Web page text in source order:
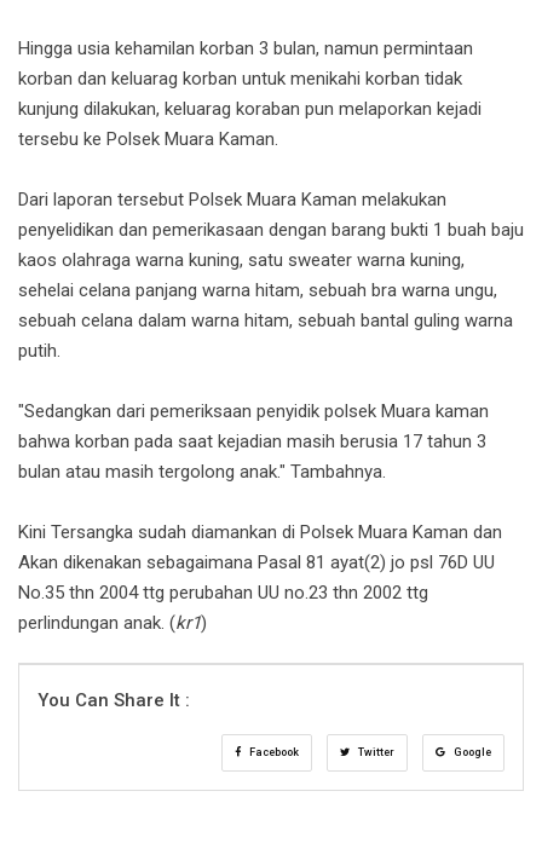
Hingga usia kehamilan korban 3 bulan, namun permintaan
korban dan keluarag korban untuk menikahi korban tidak
kunjung dilakukan, keluarag koraban pun melaporkan kejadi
tersebu ke Polsek Muara Kaman.
Dari laporan tersebut Polsek Muara Kaman melakukan
penyelidikan dan pemerikasaan dengan barang bukti 1 buah baju
kaos olahraga warna kuning, satu sweater warna kuning,
sehelai celana panjang warna hitam, sebuah bra warna ungu,
sebuah celana dalam warna hitam, sebuah bantal guling warna
putih.
"Sedangkan dari pemeriksaan penyidik polsek Muara kaman
bahwa korban pada saat kejadian masih berusia 17 tahun 3
bulan atau masih tergolong anak." Tambahnya.
Kini Tersangka sudah diamankan di Polsek Muara Kaman dan
Akan dikenakan sebagaimana Pasal 81 ayat(2) jo psl 76D UU
No.35 thn 2004 ttg perubahan UU no.23 thn 2002 ttg
perlindungan anak. (kr1)
You Can Share It :
Facebook Twitter Google